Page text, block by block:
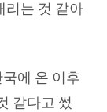
리는 것 같아
에 온 이후
같다고 썼